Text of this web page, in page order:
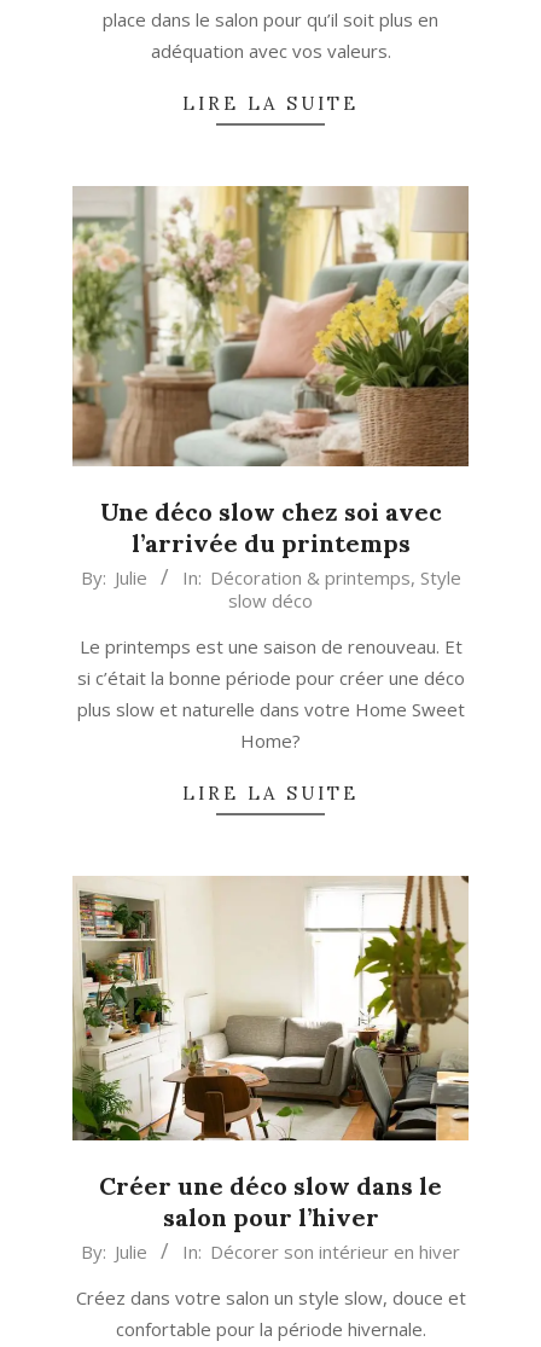
place dans le salon pour qu’il soit plus en
adéquation avec vos valeurs.
LIRE LA SUITE
Une déco slow chez soi avec
l’arrivée du printemps
2020-
29
By: Julie In: Décoration & printemps, Style
slow déco
Le printemps est une saison de renouveau. Et
si c’était la bonne période pour créer une déco
plus slow et naturelle dans votre Home Sweet
Home?
LIRE LA SUITE
Créer une déco slow dans le
salon pour l’hiver
2019-
04
By: Julie In: Décorer son intérieur en hiver
Créez dans votre salon un style slow, douce et
confortable pour la période hivernale.